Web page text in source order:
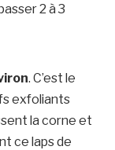
2 à 3
. C’est le
exfoliants
la corne et
ce laps de